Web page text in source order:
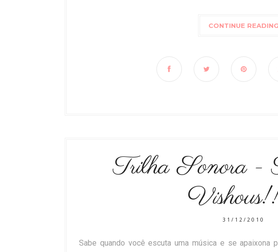
CONTINUE READING
Trilha Sonora -
31/12/2010
Sabe quando você escuta uma música e se apaixona